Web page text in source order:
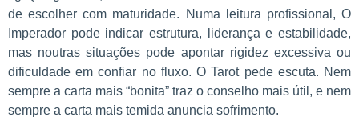
de escolher com maturidade. Numa leitura profissional, O
Imperador pode indicar estrutura, liderança e estabilidade,
mas noutras situações pode apontar rigidez excessiva ou
dificuldade em confiar no fluxo. O Tarot pede escuta. Nem
sempre a carta mais “bonita” traz o conselho mais útil, e nem
sempre a carta mais temida anuncia sofrimento.